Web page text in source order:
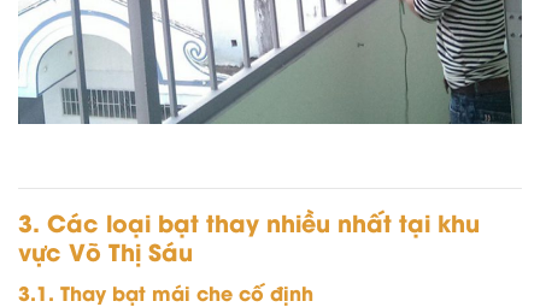
3. Các loại bạt thay nhiều nhất tại khu
vực Võ Thị Sáu
3.1. Thay bạt mái che cố định